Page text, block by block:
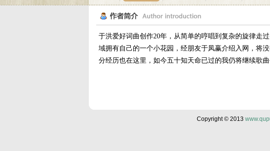
于洪爱好词曲创作20年，从简单的哼唱到复杂的旋律走
域拥有自己的一个小花园，经朋友于凤赢介绍入网，将
分经历也在这里，如今五十知天命已过的我仍将继续歌
Copyright © 2013